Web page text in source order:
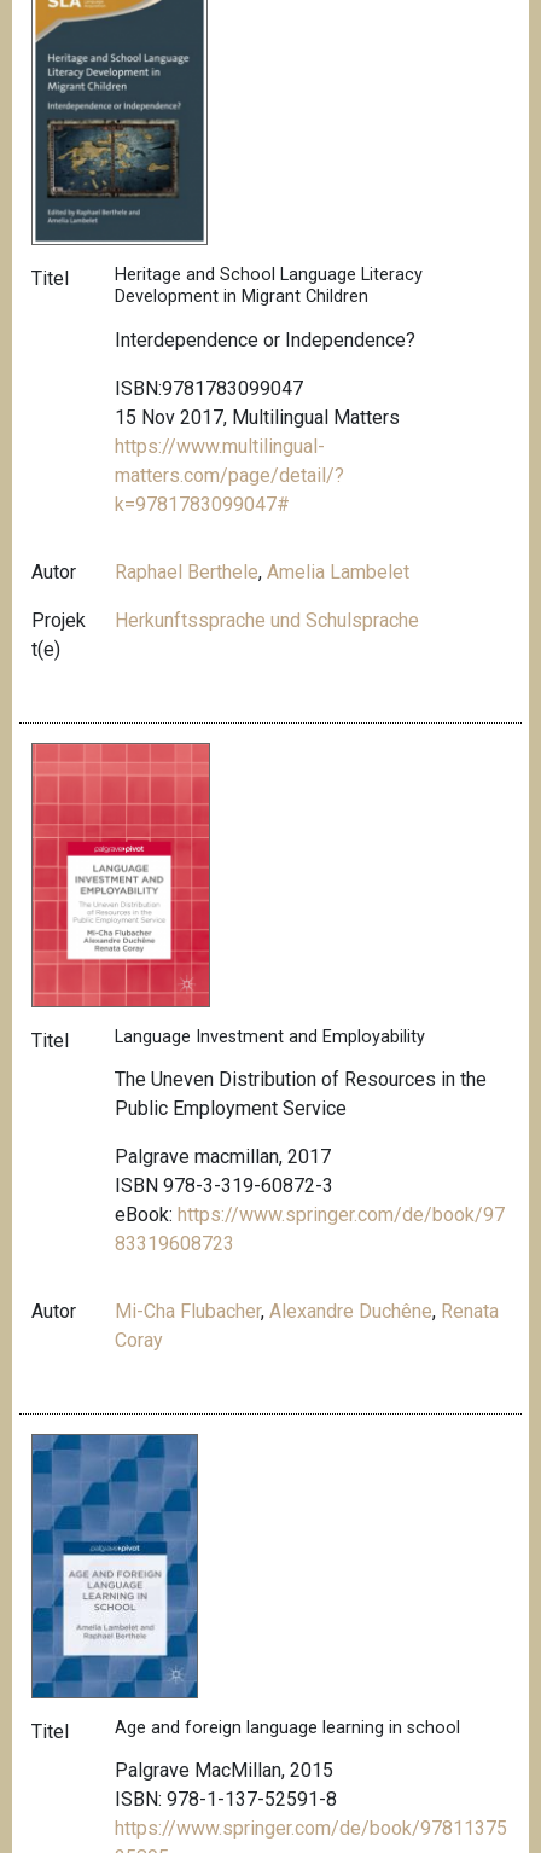
Titel
Heritage and School Language Literacy
Development in Migrant Children
Interdependence or Independence?
ISBN:9781783099047
15 Nov 2017, Multilingual Matters
https://www.multilingual-
matters.com/page/detail/?
k=9781783099047#
Autor Raphael Berthele,Amelia Lambelet
Projek
t(e)
Herkunftssprache und Schulsprache
Titel Language Investment and Employability
The Uneven Distribution of Resources in the
Public Employment Service
Palgrave macmillan, 2017
ISBN 978-3-319-60872-3
eBook:https://www.springer.com/de/book/97
83319608723
Autor Mi-Cha Flubacher,Alexandre Duchêne, Renata
Coray
Titel Age and foreign language learning in school
Palgrave MacMillan, 2015
ISBN: 978-1-137-52591-8
https://www.springer.com/de/book/97811375